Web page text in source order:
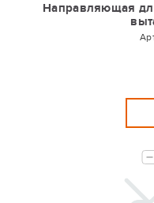
Направляющая